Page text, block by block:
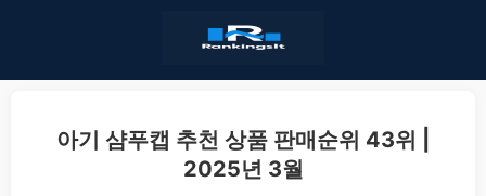
아기 샴푸캡 추천 상품 판매순위 43위 |
2025년 3월